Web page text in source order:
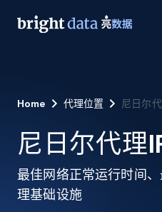
Home 代理位置 尼日尔
尼日尔代理
最佳网络正常运行时间
理基础设施